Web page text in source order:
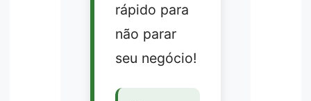
rápido para
não parar
seu negócio!